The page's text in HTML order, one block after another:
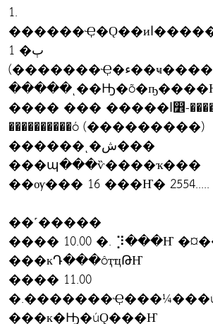
1.
������Ҿ�Ǫ��иا��������ҹ����
1 �ٻ
(�������Ҿ�ء��ҹ����ö����͸԰ҹ�Ե
���� ��� �����ا෾-������� 13.
����������ó (���������)
������ͺ�ش���
���պ���ѷ����ҡ���
��ѹ��� 16 ���Ҥ� 2554.....
��˹�����
���� 10.00 �. ⡹���Ҥ
���кԴ���ôҭҵԹҤ
���� 11.00
���к�Ԣ�úǪ���Ҥ